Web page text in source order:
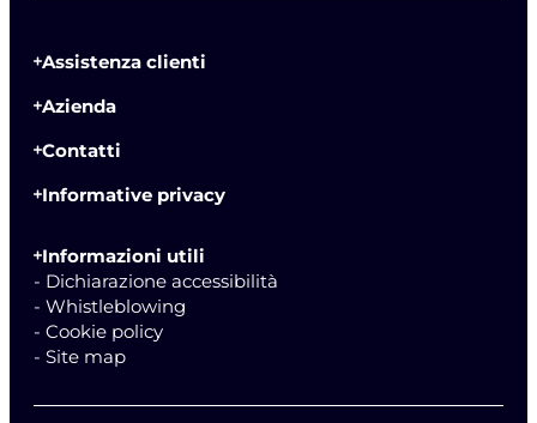
Assistenza clienti
Azienda
Contatti
Informative privacy
Informazioni utili
- Dichiarazione accessibilità
- Whistleblowing
- Cookie policy
- Site map